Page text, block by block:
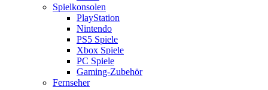
Spielkonsolen
PlayStation
Nintendo
PS5 Spiele
Xbox Spiele
PC Spiele
Gaming-Zubehör
Fernseher